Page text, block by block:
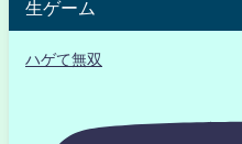
生ゲーム
ハゲて無双